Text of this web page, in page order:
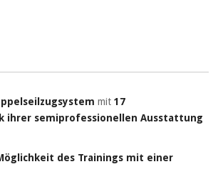
mit17
ihrer semiprofessionellen Ausstattung
des Trainings mit einer